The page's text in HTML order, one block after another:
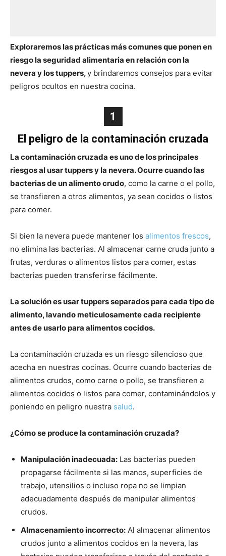
Exploraremos las prácticas más comunes que ponen en
riesgo la seguridad alimentaria en relación con la
nevera y los tuppers,y brindaremos consejos para evitar
peligros ocultos en nuestra cocina.
1
El peligro de la contaminación cruzada
La contaminación cruzada es uno de los principales
riesgos al usar tuppers y la nevera. Ocurre cuando las
bacterias de un alimento crudo, como la carne o el pollo,
se transfieren a otros alimentos, ya sean cocidos o listos
para comer.
Si bien la nevera puede mantener los alimentos frescos,
no elimina las bacterias. Al almacenar carne cruda junto a
frutas, verduras o alimentos listos para comer, estas
bacterias pueden transferirse fácilmente.
La solución es usar tuppers separados para cada tipo de
alimento, lavando meticulosamente cada recipiente
antes de usarlo para alimentos cocidos.
La contaminación cruzada es un riesgo silencioso que
acecha en nuestras cocinas. Ocurre cuando bacterias de
alimentos crudos, como carne o pollo, se transfieren a
alimentos cocidos o listos para comer, contaminándolos y
poniendo en peligro nuestra salud.
¿Cómo se produce la contaminación cruzada?
Manipulación inadecuada: Las bacterias pueden
propagarse fácilmente si las manos, superficies de
trabajo, utensilios o incluso ropa no se limpian
adecuadamente después de manipular alimentos
crudos.
Almacenamiento incorrecto: Al almacenar alimentos
crudos junto a alimentos cocidos en la nevera, las